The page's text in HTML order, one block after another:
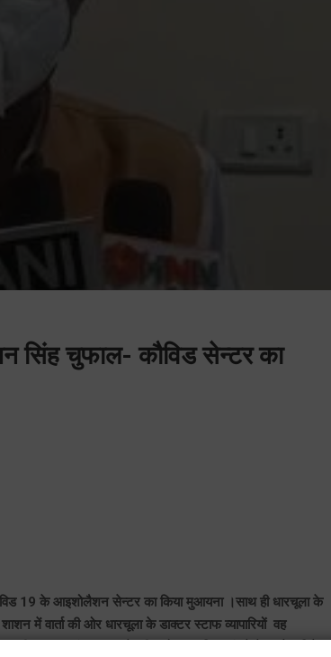
सिंह चुफाल- कौविड सेन्टर का
19 के आइशोलैशन सेन्टर का किया मुआयना ।साथ ही धारचूला के
में वार्ता की ओर धारचूला के डाक्टर स्टाफ व्यापारियों वह
ही हर न्याय पंचायत पर टेस्टीग ओर दवा किट बांटने के आदेश दिये ।